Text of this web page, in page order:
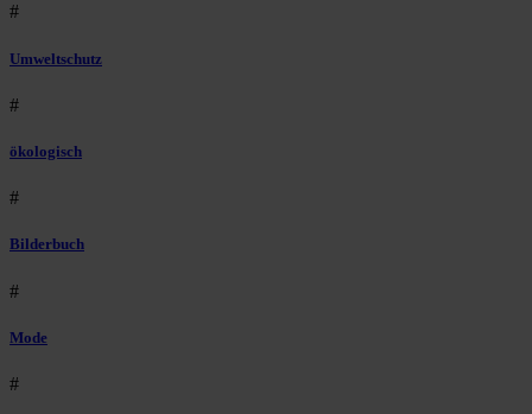
#
Umweltschutz
#
ökologisch
#
Bilderbuch
#
Mode
#